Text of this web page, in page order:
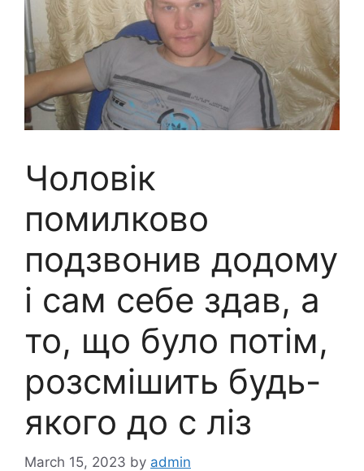
Чоловік
помилково
подзвонив додому
і сам себе здав, а
то, що було потім,
розсмішить будь-
якого до с ліз
March 15, 2023 by admin